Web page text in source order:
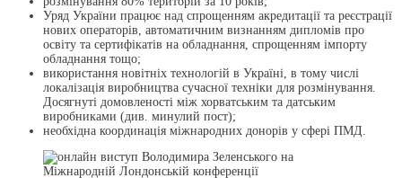
Уряд України працює над спрощенням акредитації та реєстрації
нових операторів, автоматичним визнанням дипломів про
освіту та сертифікатів на обладнання, спрощенням імпорту
обладнання тощо;
використання новітніх технологій в Україні, в тому числі
локалізація виробництва сучасної техніки для розмінування.
Досягнуті домовленості між хорватським та датським
виробниками (див. минулий пост);
необхідна координація міжнародних донорів у сфері ПМД.